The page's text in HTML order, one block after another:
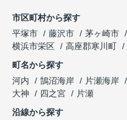
市区町村から探す
平塚市
藤沢市 茅ヶ崎市
横浜市栄区
高座郡寒川町
町名から探す
河内
鵠沼海岸 片瀬海岸
大神
四之宮
片瀬
沿線から探す